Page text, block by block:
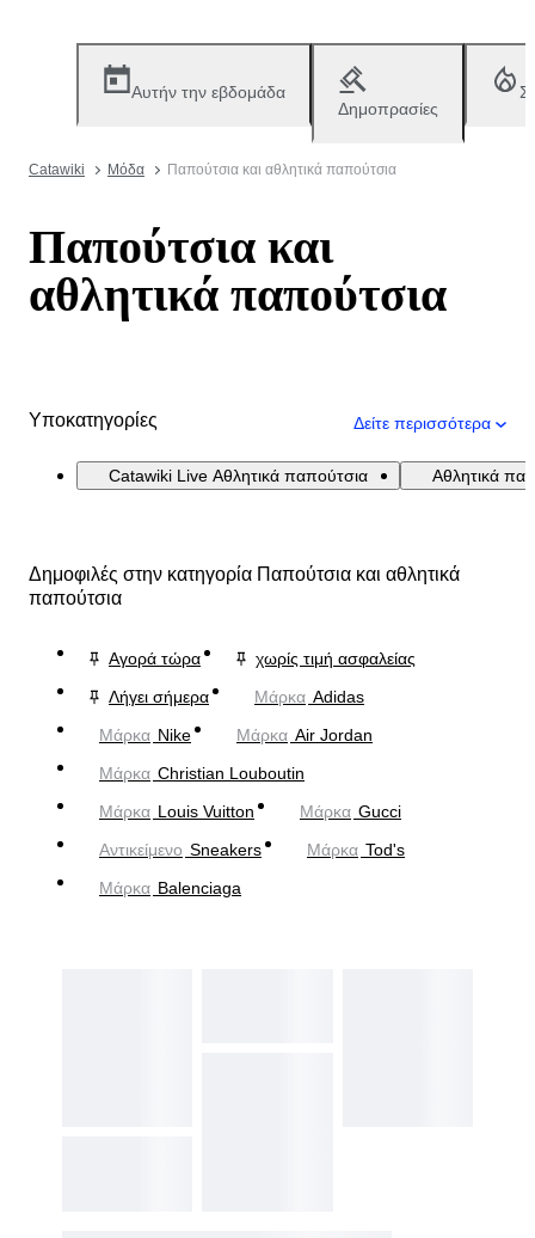
Αυτήν την εβδομάδα
Δημοπρασίες
Catawiki Μόδα Παπούτσια και αθλητικά παπούτσια
Παπούτσια και
αθλητικά παπούτσια
Υποκατηγορίες Δείτε περισσότερα
Catawiki Live Αθλητικά παπούτσια Αθλητικά
Δημοφιλές στην κατηγορία Παπούτσια και αθλητικά
παπούτσια
Αγορά τώρα
χωρίς τιμή ασφαλείας
Λήγει σήμερα
Μάρκα Adidas
Μάρκα Nike Μάρκα Air Jordan
Μάρκα Christian Louboutin
Μάρκα Louis Vuitton Μάρκα Gucci
Αντικείμενο Sneakers Μάρκα Tod's
Μάρκα Balenciaga